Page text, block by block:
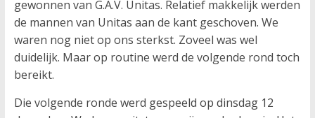
gewonnen van G.A.V. Unitas. Relatief makkelijk werden
de mannen van Unitas aan de kant geschoven. We
waren nog niet op ons sterkst. Zoveel was wel
duidelijk. Maar op routine werd de volgende rond toch
bereikt.
Die volgende ronde werd gespeeld op dinsdag 12